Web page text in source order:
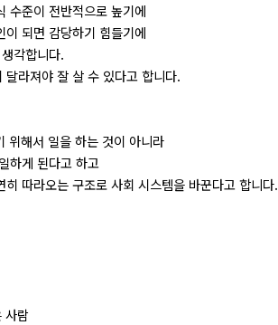
수준이 전반적으로 높기에
되면 감당하기 힘들기에
각합니다.
라져야 잘 살 수 있다고 합니다.
위해서 일을 하는 것이 아니라
하게 된다고 하고
따라오는 구조로 사회 시스템을 바꾼다고 합니다.
사람